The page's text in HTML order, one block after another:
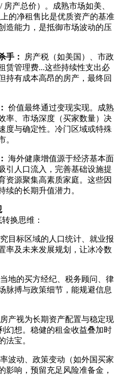
产总价）。成熟市场如美、
的净租售比是优质资产的基准
造能力，是抵御市场波动的压
手：
房产税（如美国）、市政
赁管理费...这些持续性支出必
持有成本高昂的房产，最终回
价值最终通过变现实现。成熟
率、市场深度（买家数量）决
度与确定性。冷门区域或特殊
。
海外健康增值源于经济基本面
引人口流入，完善基础设施提
资源聚集高素质家庭。这些因
续的长期升值潜力。
换思维：
目标区域的人口统计、就业报
率及未来发展规划，让冰冷数
地的买方经纪、税务顾问、律
脉搏与政策细节，能规避信息
产视为长期资产配置与稳定现
幻想。稳健的租金收益叠加时
法宝。
波动、政策变动（如外国买家
影响，预留充足风险准备金，